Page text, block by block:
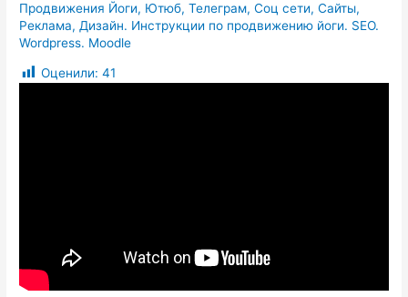
Продвижения Йоги, Ютюб, Телеграм, Соц сети, Сайты,
Реклама, Дизайн. Инструкции по продвижению йоги. SEO.
Wordpress. Moodle
Оценили: 41